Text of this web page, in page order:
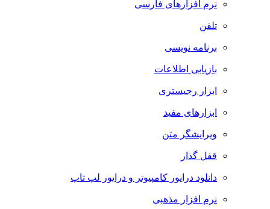
نرم افزارهای فارسی
تلفن
برنامه نویسی
بازیابی اطلاعات
ابزار رجیستری
ابزارهای مفید
ویرایشگر متن
قفل گذار
دانلود درایور کامپیوتر و درایور لپ تاپ
نرم افزار مذهبی